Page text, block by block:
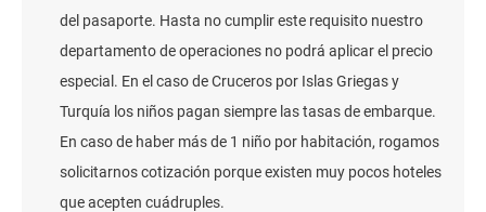
del pasaporte. Hasta no cumplir este requisito nuestro
departamento de operaciones no podrá aplicar el precio
especial. En el caso de Cruceros por Islas Griegas y
Turquía los niños pagan siempre las tasas de embarque.
En caso de haber más de 1 niño por habitación, rogamos
solicitarnos cotización porque existen muy pocos hoteles
que acepten cuádruples.